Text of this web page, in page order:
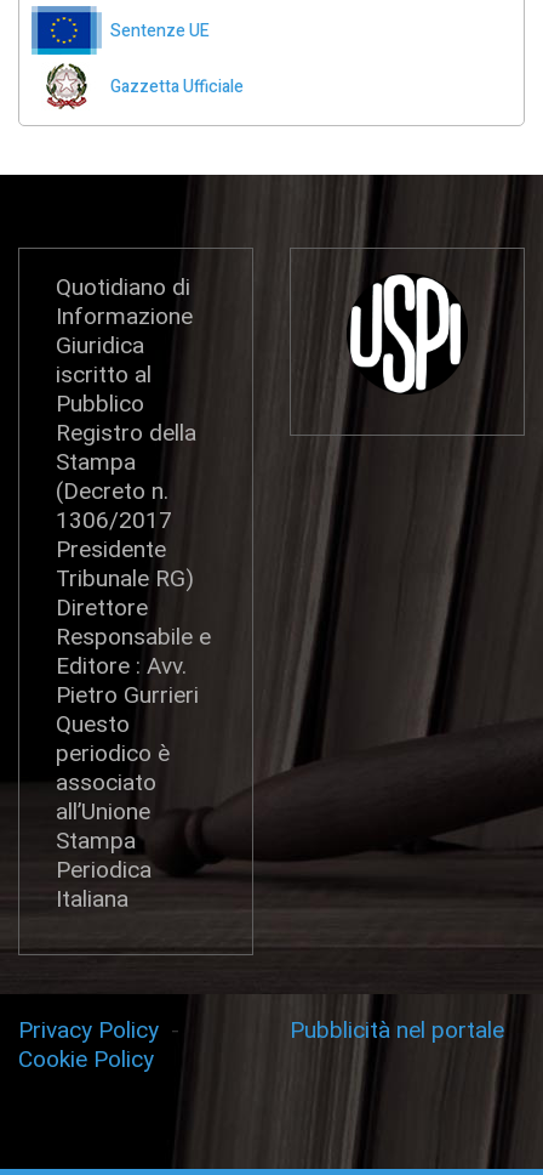
Sentenze UE
Gazzetta Ufficiale
Quotidiano di
Informazione
Giuridica
iscritto al
Pubblico
Registro della
Stampa
(Decreto n.
1306/2017
Presidente
Tribunale RG)
Direttore
Responsabile e
Editore : Avv.
Pietro Gurrieri
Questo
periodico è
associato
all’Unione
Stampa
Periodica
Italiana
Privacy Policy -
Cookie Policy
Pubblicità nel portale